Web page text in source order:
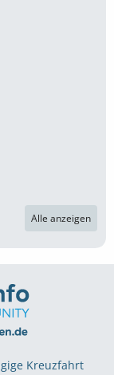
Alle anzeigen
Kreuzfahrt